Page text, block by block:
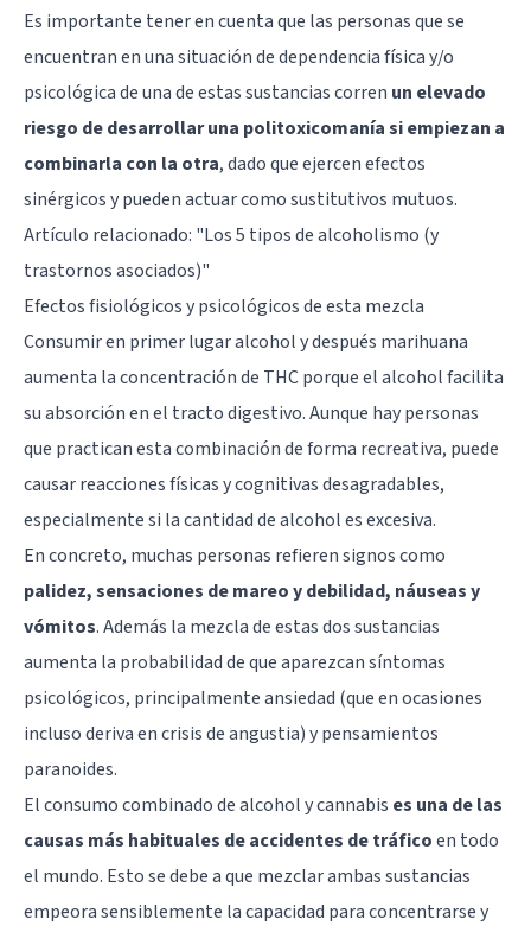
Es importante tener en cuenta que las personas que se
encuentran en una situación de dependencia física y/o
psicológica de una de estas sustancias corren un elevado
riesgo de desarrollar una politoxicomanía si empiezan a
combinarla con la otra, dado que ejercen efectos
sinérgicos y pueden actuar como sustitutivos mutuos.
Artículo relacionado: "Los 5 tipos de alcoholismo (y
trastornos asociados)"
Efectos fisiológicos y psicológicos de esta mezcla
Consumir en primer lugar alcohol y después marihuana
aumenta la concentración de THC porque el alcohol facilita
su absorción en el tracto digestivo. Aunque hay personas
que practican esta combinación de forma recreativa, puede
causar reacciones físicas y cognitivas desagradables,
especialmente si la cantidad de alcohol es excesiva.
En concreto, muchas personas refieren signos como
palidez, sensaciones de mareo y debilidad, náuseas y
vómitos. Además la mezcla de estas dos sustancias
aumenta la probabilidad de que aparezcan síntomas
psicológicos, principalmenteansiedad (que en ocasiones
incluso deriva en crisis de angustia) y pensamientos
paranoides.
El consumo combinado de alcohol y cannabis es una de las
causas más habituales de accidentes de tráficoen todo
el mundo. Esto se debe a que mezclar ambas sustancias
empeora sensiblemente la capacidad para concentrarse y